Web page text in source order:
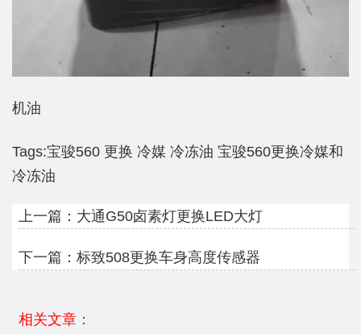
机油
Tags:宝骏560 更换 冷媒 冷冻油 宝骏560更换冷媒和
冷冻油
上一篇： 大通G50卤素灯更换LED大灯
下一篇： 标致508更换车身高度传感器
相关文章：